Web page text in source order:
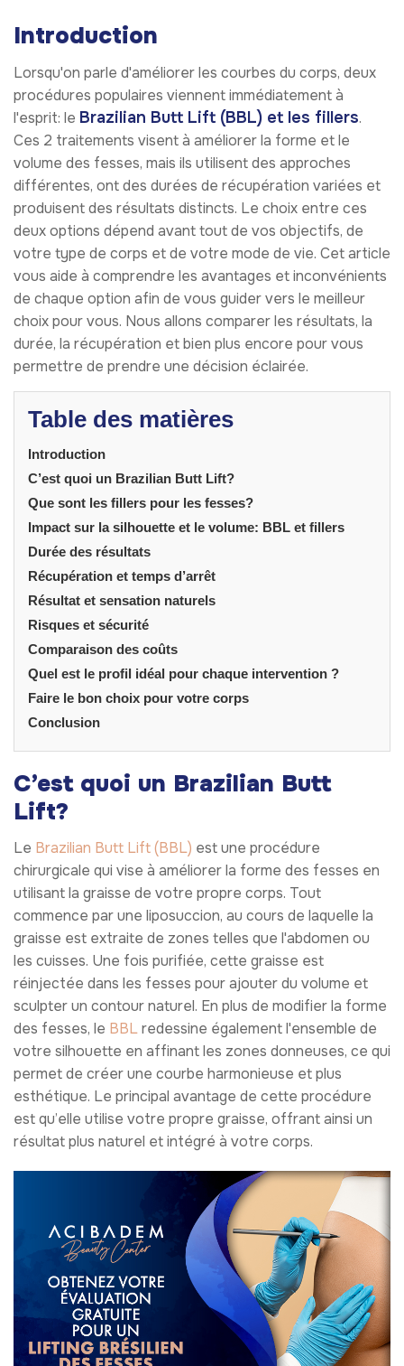
Introduction
Lorsqu'on parle d'améliorer les courbes du corps, deux
procédures populaires viennent immédiatement à
l'esprit: le Brazilian Butt Lift (BBL) et les fillers.
Ces 2 traitements visent à améliorer la forme et le
volume des fesses, mais ils utilisent des approches
différentes, ont des durées de récupération variées et
produisent des résultats distincts. Le choix entre ces
deux options dépend avant tout de vos objectifs, de
votre type de corps et de votre mode de vie. Cet article
vous aide à comprendre les avantages et inconvénients
de chaque option afin de vous guider vers le meilleur
choix pour vous. Nous allons comparer les résultats, la
durée, la récupération et bien plus encore pour vous
permettre de prendre une décision éclairée.
Table des matières
Introduction
C’est quoi un Brazilian Butt Lift?
Que sont les fillers pour les fesses?
Impact sur la silhouette et le volume: BBL et fillers
Durée des résultats
Récupération et temps d’arrêt
Résultat et sensation naturels
Risques et sécurité
Comparaison des coûts
Quel est le profil idéal pour chaque intervention ?
Faire le bon choix pour votre corps
Conclusion
C’est quoi un Brazilian Butt
Lift?
Le Brazilian Butt Lift (BBL) est une procédure
chirurgicale qui vise à améliorer la forme des fesses en
utilisant la graisse de votre propre corps. Tout
commence par une liposuccion, au cours de laquelle la
graisse est extraite de zones telles que l'abdomen ou
les cuisses. Une fois purifiée, cette graisse est
réinjectée dans les fesses pour ajouter du volume et
sculpter un contour naturel. En plus de modifier la forme
des fesses, le BBLredessine également l'ensemble de
votre silhouette en affinant les zones donneuses, ce qui
permet de créer une courbe harmonieuse et plus
esthétique. Le principal avantage de cette procédure
est qu’elle utilise votre propre graisse, offrant ainsi un
résultat plus naturel et intégré à votre corps.